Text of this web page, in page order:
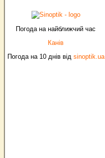
Погода на найближчий час
Канів
Погода на 10 днів від sinoptik.ua